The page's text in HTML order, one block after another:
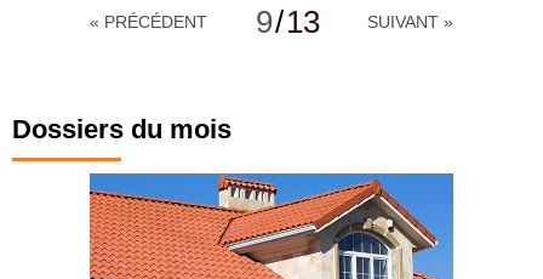
« PRÉCÉDENT 9/13 SUIVANT »
Dossiers du mois